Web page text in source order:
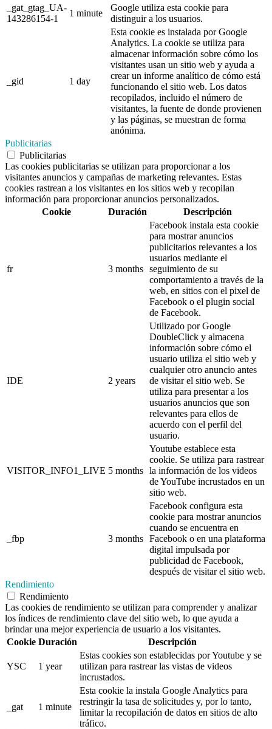
_gat_gtag_UA-
143286154-1
1 minute
Google utiliza esta cookie para
distinguir a los usuarios.
_gid 1 day
Esta cookie es instalada por Google
Analytics. La cookie se utiliza para
almacenar información sobre cómo los
visitantes usan un sitio web y ayuda a
crear un informe analítico de cómo está
funcionando el sitio web. Los datos
recopilados, incluido el número de
visitantes, la fuente de donde provienen
y las páginas, se muestran de forma
anónima.
Publicitarias
Publicitarias
Las cookies publicitarias se utilizan para proporcionar a los
visitantes anuncios y campañas de marketing relevantes. Estas
cookies rastrean a los visitantes en los sitios web y recopilan
información para proporcionar anuncios personalizados.
Cookie
Duración Descripción
fr 3 months
Facebook instala esta cookie
para mostrar anuncios
publicitarios relevantes a los
usuarios mediante el
seguimiento de su
comportamiento a través de la
web, en sitios con el pixel de
Facebook o el plugin social
de Facebook.
IDE 2 years
Utilizado por Google
DoubleClick y almacena
información sobre cómo el
usuario utiliza el sitio web y
cualquier otro anuncio antes
de visitar el sitio web. Se
utiliza para presentar a los
usuarios anuncios que son
relevantes para ellos de
acuerdo con el perfil del
usuario.
VISITOR_INFO1_LIVE 5 months
Youtube establece esta
cookie. Se utiliza para rastrear
la información de los videos
de YouTube incrustados en un
sitio web.
_fbp 3 months
Facebook configura esta
cookie para mostrar anuncios
cuando se encuentra en
Facebook o en una plataforma
digital impulsada por
publicidad de Facebook,
después de visitar el sitio web.
Rendimiento
Rendimiento
Las cookies de rendimiento se utilizan para comprender y analizar
los índices de rendimiento clave del sitio web, lo que ayuda a
brindar una mejor experiencia de usuario a los visitantes.
Cookie Duración Descripción
YSC 1 year
Estas cookies son establecidas por Youtube y se
utilizan para rastrear las vistas de videos
incrustados.
_gat 1 minute
Esta cookie la instala Google Analytics para
restringir la tasa de solicitudes y, por lo tanto,
limitar la recopilación de datos en sitios de alto
tráfico.